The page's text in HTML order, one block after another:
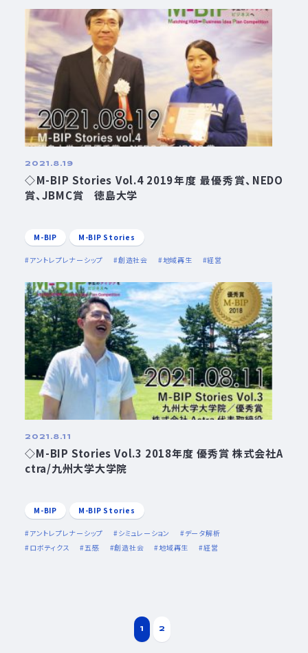
2021.8.19
◇M-BIP Stories Vol.4 2019年度 最優秀賞、NEDO
賞、JBMC賞 徳島大学
M-BIP M-BIP Stories
アントレプレナーシップ 創造社会 地域再生 経営
2021.8.11
◇M-BIP Stories Vol.3 2018年度 優秀賞 株式会社A
ctra/九州大学大学院
M-BIP M-BIP Stories
アントレプレナーシップ シミュレーション
データ解析
ロボティクス
五感 創造社会 地域再生 経営
1 2